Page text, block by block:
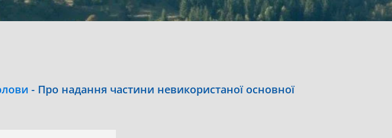
- Про надання частини невикористаної основної